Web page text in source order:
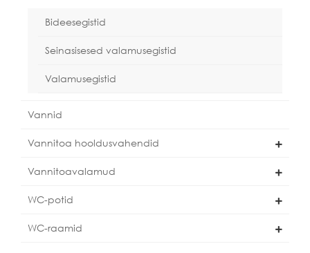
Bideesegistid
Seinasisesed valamusegistid
Valamusegistid
Vannid
Vannitoa hooldusvahendid
Vannitoavalamud
WC-potid
WC-raamid